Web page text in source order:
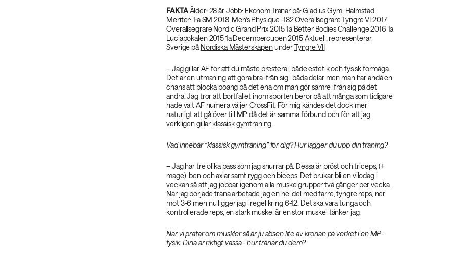
FAKTAÅlder: 28 år Jobb: Ekonom Tränar på: Gladius Gym, Halmstad
Meriter: 1:a SM 2018, Men's Physique -182 Overallsegrare Tyngre VI 2017
Overallsegrare Nordic Grand Prix 2015 1a Better Bodies Challenge 2016 1a
Luciapokalen 2015 1a Decembercupen 2015 Aktuell: representerar
Sverige på Nordiska MästerskapenunderTyngre VII
– Jag gillar AF för att du måste prestera i både estetik och fysisk förmåga.
Det är en utmaning att göra bra ifrån sig i båda delar men man har ändå en
chans att plocka poäng på det ena om man gör sämre ifrån sig på det
andra. Jag tror att bortfallet inom sporten beror på att många som tidigare
hade valt AF numera väljer CrossFit. För mig kändes det dock mer
naturligt att gå över till MP då det är samma förbund och för att jag
verkligen gillar klassisk gymträning.
Vad innebär “klassisk gymträning” för dig? Hur lägger du upp din träning?
– Jag har tre olika pass som jag snurrar på. Dessa är bröst och triceps, (+
mage), ben och axlar samt rygg och biceps. Det brukar bli en vilodag i
veckan så att jag jobbar igenom alla muskelgrupper två gånger per vecka.
När jag började träna arbetade jag en hel del med färre, tyngre reps, ner
mot 3-6 men nu ligger jag i regel kring 6-12. Det ska vara tunga och
kontrollerade reps, en stark muskel är en stor muskel tänker jag.
När vi pratar om muskler så är ju absen lite av kronan på verket i en MP-
fysik. Dina är riktigt vassa - hur tränar du dem?